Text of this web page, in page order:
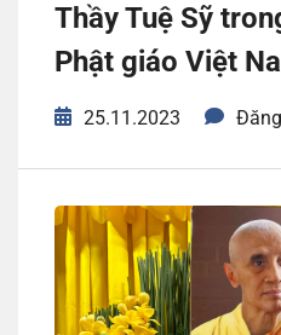
Thầy Tuệ Sỹ
Phật giáo Việt
25.11.2023